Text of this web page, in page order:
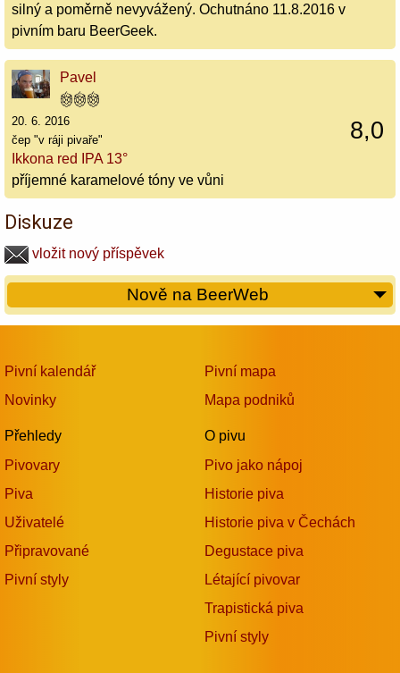
silný a poměrně nevyvážený. Ochutnáno 11.8.2016 v
pivním baru BeerGeek.
Pavel
8,0
20. 6. 2016
čep "v ráji pivaře"
Ikkona red IPA 13°
příjemné karamelové tóny ve vůni
Diskuze
vložit nový příspěvek
Nově na BeerWeb
Pivní kalendář
Novinky
Přehledy
Pivovary
Piva
Uživatelé
Připravované
Pivní styly
Pivní mapa
Mapa podniků
O pivu
Pivo jako nápoj
Historie piva
Historie piva v Čechách
Degustace piva
Létající pivovar
Trapistická piva
Pivní styly